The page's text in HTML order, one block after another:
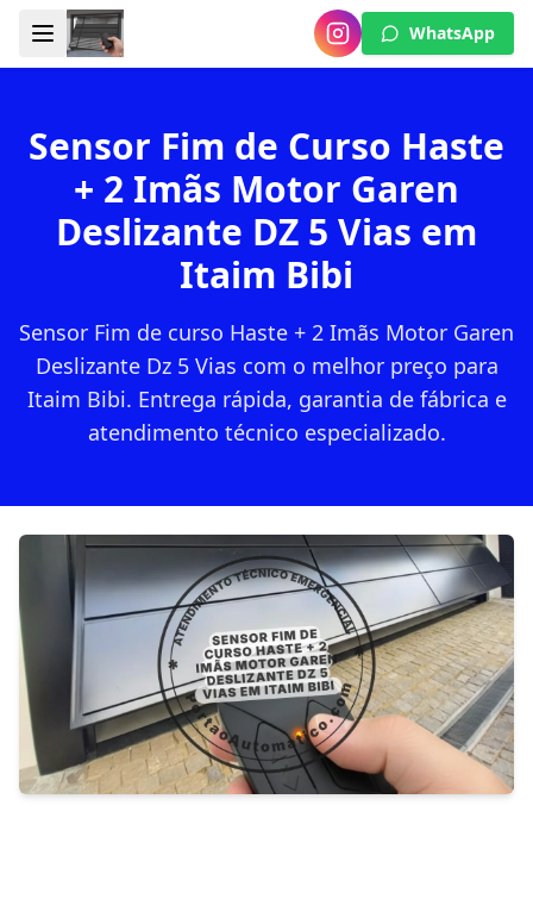
WhatsApp
Sensor Fim de Curso Haste
+ 2 Imãs Motor Garen
Deslizante DZ 5 Vias em
Itaim Bibi
Sensor Fim de curso Haste + 2 Imãs Motor Garen
Deslizante Dz 5 Vias com o melhor preço para
Itaim Bibi. Entrega rápida, garantia de fábrica e
atendimento técnico especializado.